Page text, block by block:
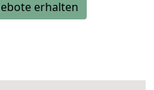
erhalten